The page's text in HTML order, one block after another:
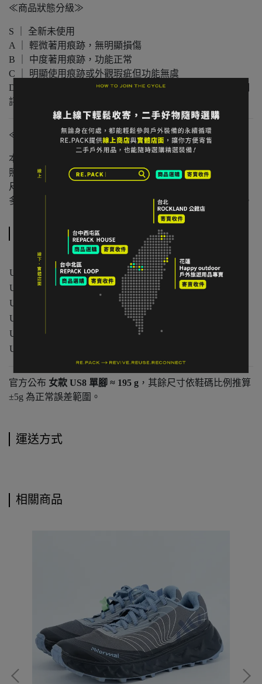
≪商品狀態分級≫
S ｜ 全新未使用
A ｜ 輕微著用痕跡，無明顯損傷
B ｜ 中度著用痕跡，功能正常
C ｜ 明顯使用痕跡或外觀瑕疵但功能無虞
D ｜ 重度使用 / 長期未使用 / 影響主要功能的瑕疵，請仔細
評估商品狀況
≪注意事項≫
本店與實體店同步販售，庫存可能有時間差。
照片已盡量呈現實色，螢幕設定不同可能略有差異。
尺寸為人工測量，可能有些微誤差。
多件不同門市商品將併單出貨，出貨時間可能延後 1–2 日。
EUR CM (腳長)重量（單腳）
US 6.5
EUR 37 23.5 cm 約185 g
US 7
EUR 37.5 24 cm 約188 g
US 7.5
24.5 cm 約191 g
US 8
約
US 8.5
EUR 39 約
199 g
US 9
官方公布 女款 US8 單腳 ≈ 195 g ，其餘尺寸依鞋碼比例推算
±5g 為正常誤差範圍。
運送方式
相關商品